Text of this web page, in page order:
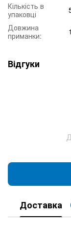
Кількість в
упаковці
Довжина
приманки:
Відгуки
Доставка